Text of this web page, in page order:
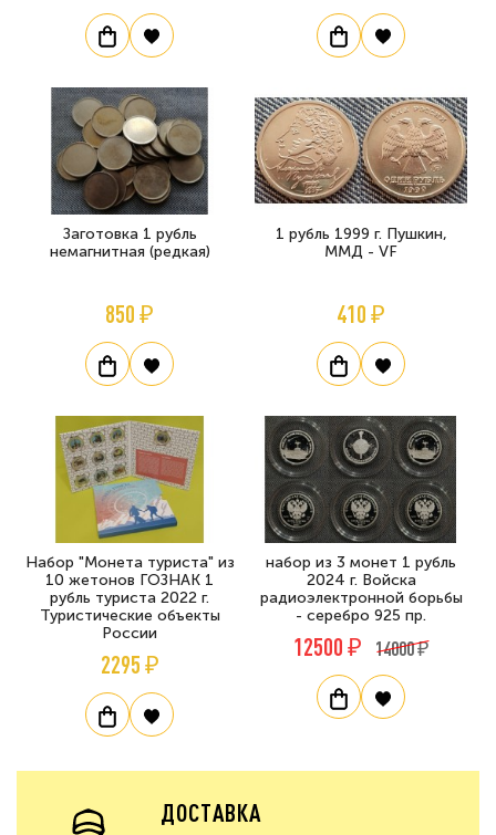
Заготовка 1 рубль
немагнитная (редкая)
850 ₽
1 рубль 1999 г. Пушкин,
ММД - VF
410 ₽
Набор "Монета туриста" из
10 жетонов ГОЗНАК 1
рубль туриста 2022 г.
Туристические объекты
России
2295 ₽
набор из 3 монет 1 рубль
2024 г. Войска
радиоэлектронной борьбы
- серебро 925 пр.
12500 ₽ 14000 ₽
ДОСТАВКА